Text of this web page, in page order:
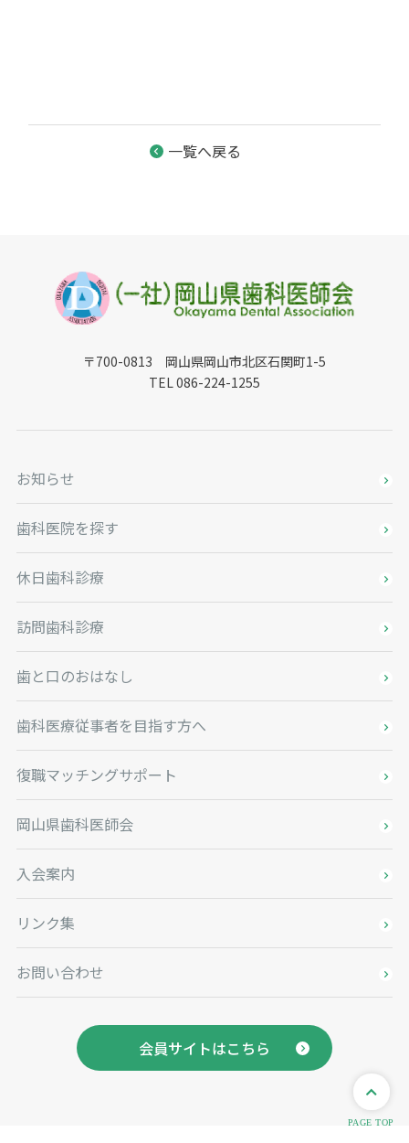
一覧へ戻る
〒700-0813 岡山県岡山市北区石関町1-5
TEL 086-224-1255
お知らせ
歯科医院を探す
休日歯科診療
訪問歯科診療
歯と口のおはなし
歯科医療従事者を目指す方へ
復職マッチングサポート
岡山県歯科医師会
入会案内
リンク集
お問い合わせ
会員サイトはこちら